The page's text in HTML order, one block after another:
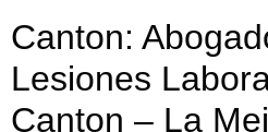
Canton:
Lesiones
Canton – La